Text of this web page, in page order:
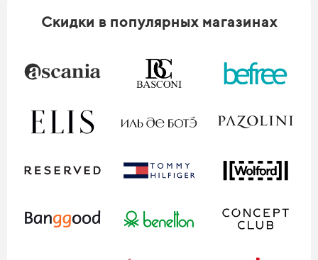
Скидки в популярных магазинах